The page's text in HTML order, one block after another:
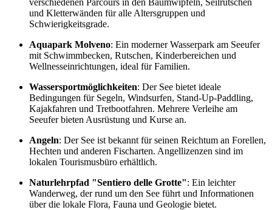
und Kletterwänden für alle Altersgruppen und
Schwierigkeitsgrade.
Aquapark Molveno: Ein moderner Wasserpark am Seeufer
mit Schwimmbecken, Rutschen, Kinderbereichen und
Wellnesseinrichtungen, ideal für Familien.
Wassersportmöglichkeiten: Der See bietet ideale
Bedingungen für Segeln, Windsurfen, Stand-Up-Paddling,
Kajakfahren und Tretbootfahren. Mehrere Verleihe am
Seeufer bieten Ausrüstung und Kurse an.
Angeln: Der See ist bekannt für seinen Reichtum an Forellen,
Hechten und anderen Fischarten. Angellizenzen sind im
lokalen Tourismusbüro erhältlich.
Naturlehrpfad "Sentiero delle Grotte": Ein leichter
Wanderweg, der rund um den See führt und Informationen
über die lokale Flora, Fauna und Geologie bietet.